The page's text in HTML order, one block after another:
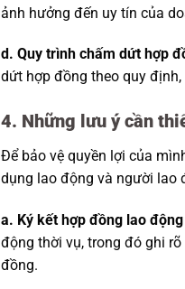
ảnh hưởng đến uy tín của
d. Quy trình chấm dứt hợp
dứt hợp đồng theo quy
4. Những lưu ý cần
Để bảo vệ quyền lợi của
dụng lao động và người lao
a. Ký kết hợp đồng lao
động thời vụ, trong đó ghi
đồng.